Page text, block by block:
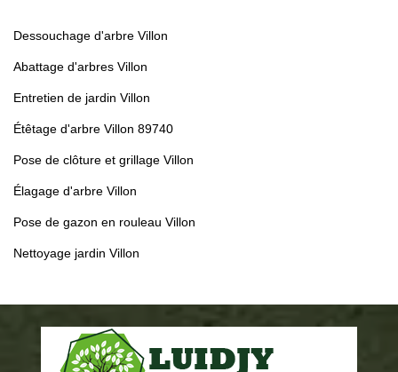
Dessouchage d'arbre Villon
Abattage d'arbres Villon
Entretien de jardin Villon
Étêtage d'arbre Villon 89740
Pose de clôture et grillage Villon
Élagage d'arbre Villon
Pose de gazon en rouleau Villon
Nettoyage jardin Villon